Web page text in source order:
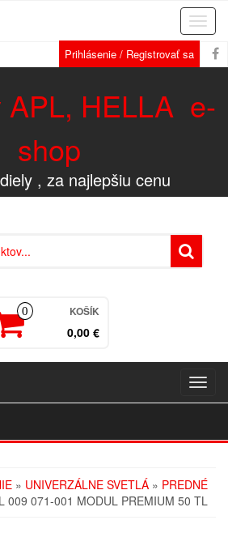
Prihlásenie / Registrovať sa
APL, HELLA e-
shop
, za najlepšiu cenu
0 KOŠÍK
0,00 €
» UNIVERZÁLNE SVETLÁ » PREDNÉ
009 071-001 MODUL PREMIUM 50 TL